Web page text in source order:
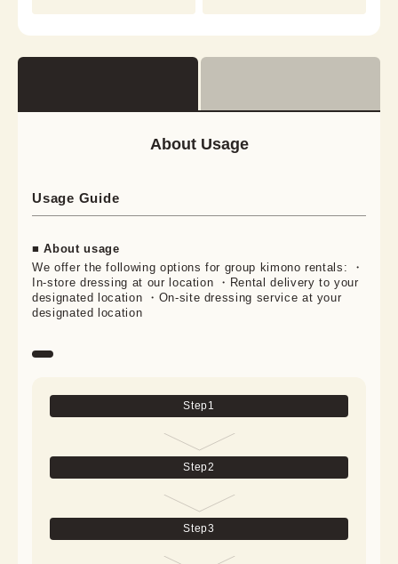
About Usage
Usage Guide
■ About usage
We offer the following options for group kimono rentals: ・
In-store dressing at our location ・Rental delivery to your
designated location ・On-site dressing service at your
designated location
Step1
Step2
Step3